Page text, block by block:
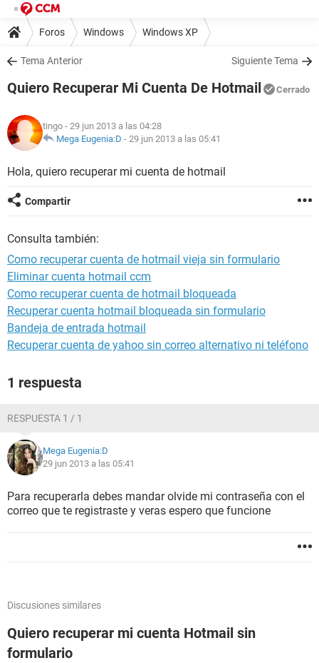
Foros Windows Windows XP
Tema Anterior Siguiente Tema
Quiero Recuperar Mi Cuenta De Hotmail Cerrado
tingo - 29 jun 2013 a las 04:28
Mega Eugenia:D - 29 jun 2013 a las 05:41
Hola, quiero recuperar mi cuenta de hotmail
Compartir
Consulta también:
Como recuperar cuenta de hotmail vieja sin formulario
Eliminar cuenta hotmail ccm
Como recuperar cuenta de hotmail bloqueada
Recuperar cuenta hotmail bloqueada sin formulario
Bandeja de entrada hotmail
Recuperar cuenta de yahoo sin correo alternativo ni teléfono
1 respuesta
RESPUESTA 1 / 1
Mega Eugenia:D
29 jun 2013 a las 05:41
Para recuperarla debes mandar olvide mi contraseña con el
correo que te registraste y veras espero que funcione
Discusiones similares
Quiero recuperar mi cuenta Hotmail sin
formulario